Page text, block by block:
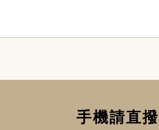
手機請直撥